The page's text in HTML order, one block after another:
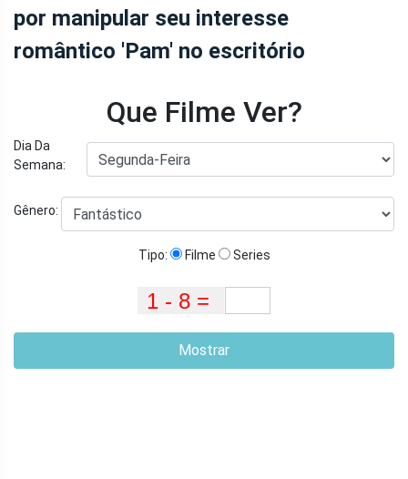
por manipular seu interesse
romântico 'Pam' no escritório
Que Filme Ver?
Dia Da
Semana:
Gênero:
Tipo: Filme Series
Mostrar